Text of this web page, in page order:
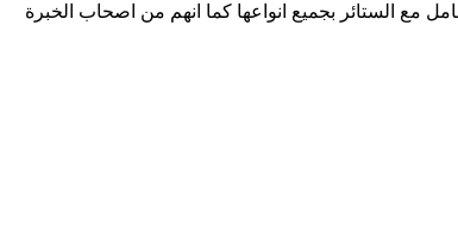
مع الستائر بجميع انواعها كما انهم من اصحاب الخبرة